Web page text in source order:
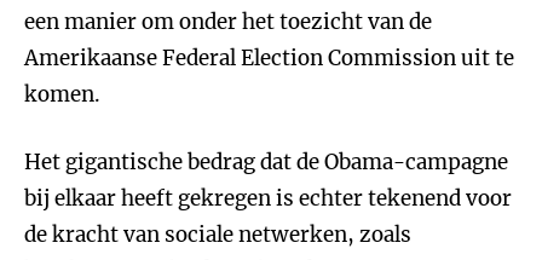
een manier om onder het toezicht van de
Amerikaanse Federal Election Commission uit te
komen.
Het gigantische bedrag dat de Obama-campagne
bij elkaar heeft gekregen is echter tekenend voor
de kracht van sociale netwerken, zoals